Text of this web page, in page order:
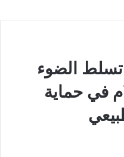
تسلط الضوء
في حماية